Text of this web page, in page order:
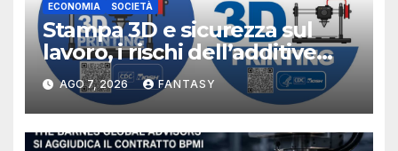
ECONOMIA SOCIETÀ
Stampa 3D e sicurezza sul
lavoro, i rischi dell’additive
manufacturing secondo
NIOSH
AGO 7, 2026 FANTASY